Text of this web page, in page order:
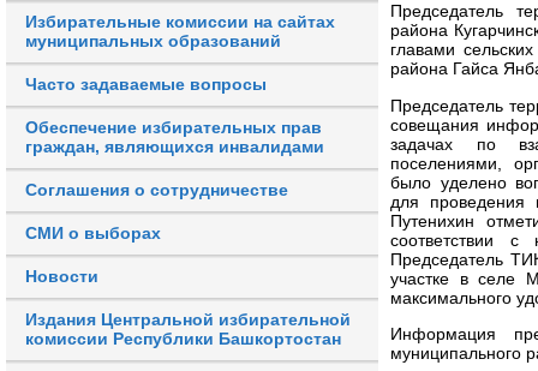
Избирательные комиссии на сайтах
муниципальных образований
Часто задаваемые вопросы
Обеспечение избирательных прав
граждан, являющихся инвалидами
Соглашения о сотрудничестве
СМИ о выборах
Новости
Издания Центральной избирательной
комиссии Республики Башкортостан
Председатель
района
главами
района Гайса
Председатель
совещания
задачах по
поселениями,
было уделено
для проведения
Путенихин
соответствии с
Председатель
участке в селе
максимального
Информация
муниципального